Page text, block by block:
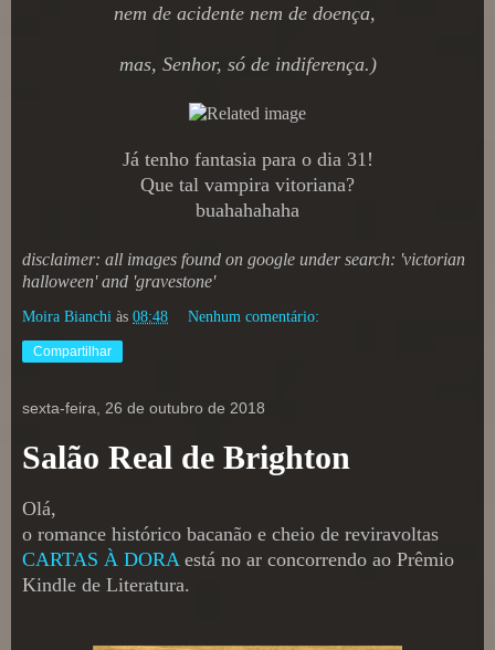
nem de acidente nem de doença,
mas, Senhor, só de indiferença.)
Já tenho fantasia para o dia 31!
Que tal vampira vitoriana?
buahahahaha
disclaimer: all images found on google under search: 'victorian
halloween' and 'gravestone'
Moira Bianchi às 08:48 Nenhum comentário:
Compartilhar
sexta-feira, 26 de outubro de 2018
Salão Real de Brighton
Olá,
o romance histórico bacanão e cheio de reviravoltas
CARTAS À DORA está no ar concorrendo ao Prêmio
Kindle de Literatura.